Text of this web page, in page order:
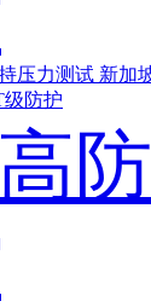
压力测试 新加
级防护